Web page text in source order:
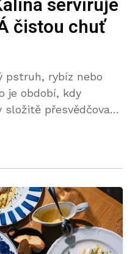
čistou chuť
pstruh, rybíz nebo
je období, kdy
složitě přesvědčovat,
a nechat